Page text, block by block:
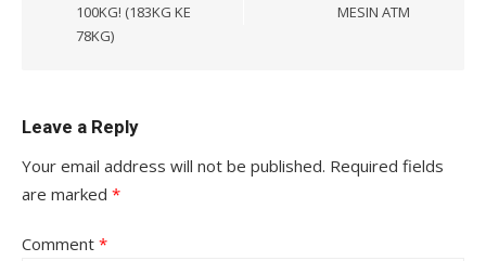
100KG! (183KG KE
78KG)
MESIN ATM
Leave a Reply
Your email address will not be published. Required fields
are marked *
Comment *